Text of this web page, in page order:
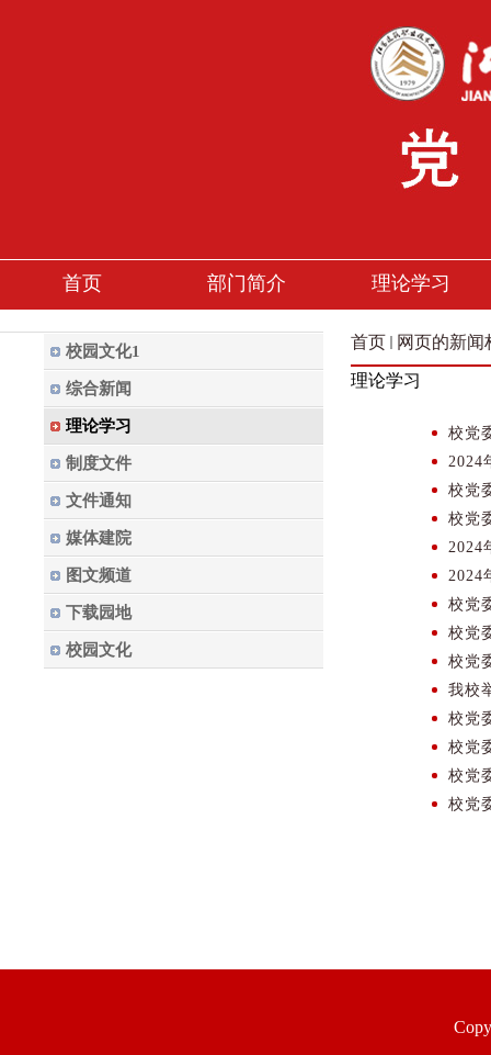
首页 部门简介 理论学习
校园文化1
综合新闻
理论学习
制度文件
文件通知
媒体建院
图文频道
下载园地
校园文化
首页 网页的新闻
理论学习
校党
2024
校党
校党
2024
2024
校党
校党
校党
我校
校党
校党
校党
校党